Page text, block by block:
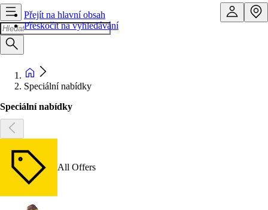
Přejít na hlavní obsah
Přeskočit na vyhledávání
Speciální nabídky
Speciální nabídky
All Offers